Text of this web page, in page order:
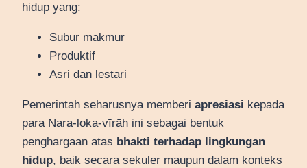
hidup yang:
Subur makmur
Produktif
Asri dan lestari
Pemerintah seharusnya memberi apresiasi kepada
para Nara-loka-vīrāh ini sebagai bentuk
penghargaan atas bhakti terhadap lingkungan
hidup, baik secara sekuler maupun dalam konteks